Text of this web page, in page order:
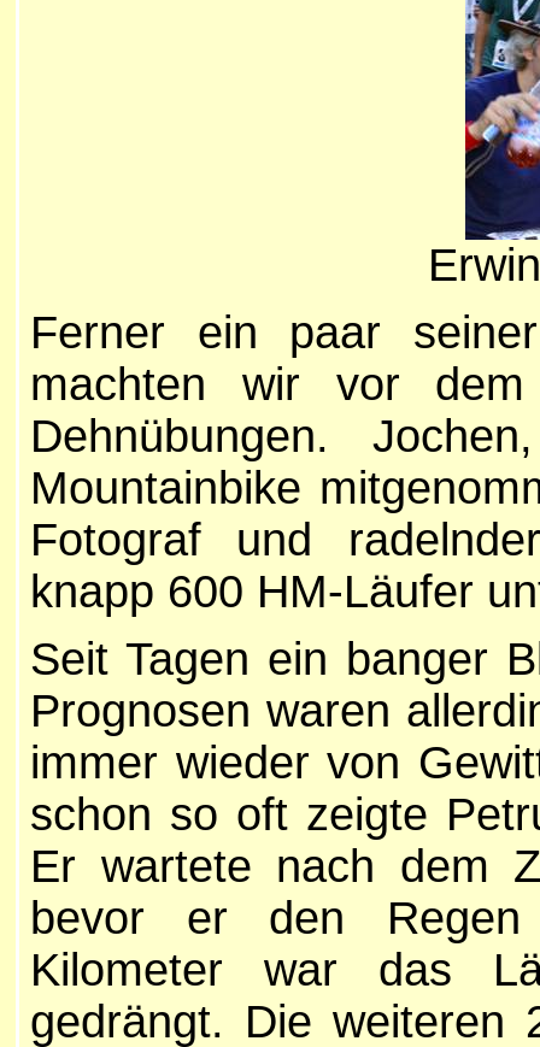
Ferner ein paar
machten wir vor
Dehnübungen.
Mountainbike
Fotograf und
knapp 600 HM-Läufer
Seit Tagen ein banger
Prognosen waren
immer wieder von
schon so oft zeigte
Er wartete nach dem
bevor er den
Kilometer war das
gedrängt. Die weiteren